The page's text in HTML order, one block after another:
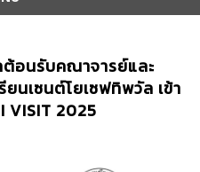
อนรับคณาจารย์และ
ยนเซนต์โยเซฟทิพวัล เข้า
VISIT 2025